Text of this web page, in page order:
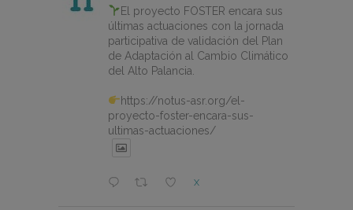
El proyecto FOSTER encara sus
últimas actuaciones con la jornada
participativa de validación del Plan
de Adaptación al Cambio Climático
del Alto Palancia.
https://notus-asr.org/el-
proyecto-foster-encara-sus-
ultimas-actuaciones/
X